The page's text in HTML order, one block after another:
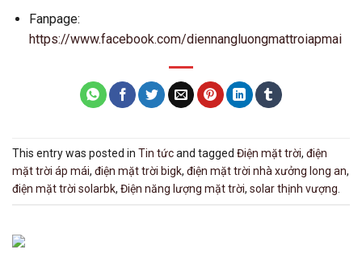
Fanpage:
https://www.facebook.com/diennangluongmattroiapmai
This entry was posted in Tin tứcand tagged Điện mặt trời, điện
mặt trời áp mái, điện mặt trời bigk, điện mặt trời nhà xưởng long an,
điện mặt trời solarbk, Điện năng lượng mặt trời, solar thịnh vượng